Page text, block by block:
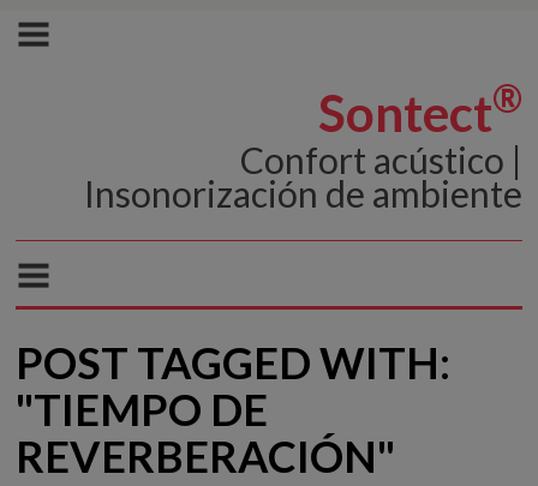
Sontect®
Confort acústico |
Insonorización de ambiente
POST TAGGED WITH:
"TIEMPO DE
REVERBERACIÓN"